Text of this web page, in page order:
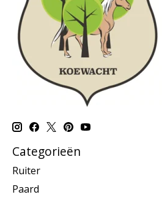
Categorieën
Ruiter
Paard